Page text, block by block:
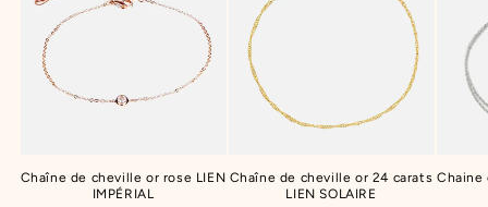
Chaîne de cheville or rose LIEN
IMPÉRIAL
Chaîne de cheville or 24 carats
LIEN SOLAIRE
Chaine